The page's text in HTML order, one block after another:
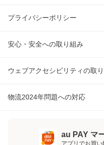
プライバシーポリシー
安心・安全への取り組み
ウェブアクセシビリティの取
物流2024年問題への対応
au PAY マ
アプリでお買い